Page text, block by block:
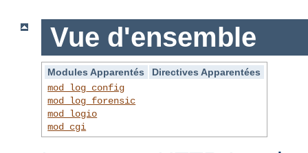
Vue d'ensemble
Modules Apparentés
Directives Apparentées
mod_log_config
mod_log_forensic
mod_logio
mod_cgi